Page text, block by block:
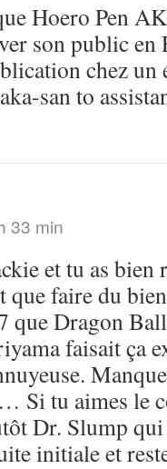
Hoero Pen
son public en
chez un
san to
33 min
et tu as bien
que faire du
que Dragon
faisait ça
Si tu aimes le
Dr. Slump qui
initiale et